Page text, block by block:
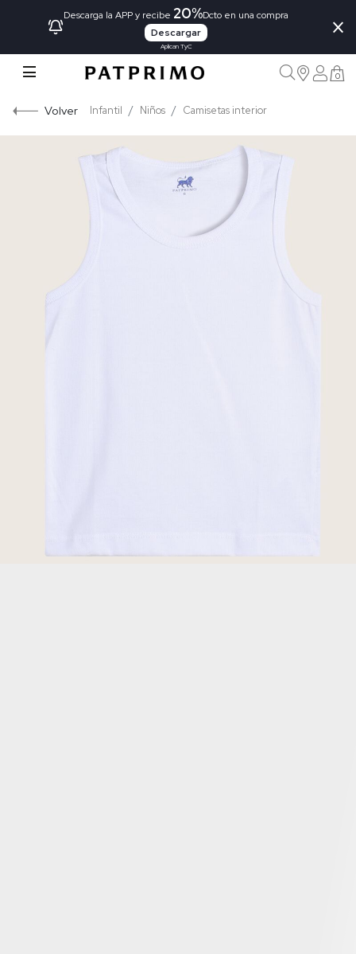
Descarga la APP y recibe 20%Dcto en una compra
Descargar
Aplican TyC
×
0
Volver Infantil Niños Camisetas interior